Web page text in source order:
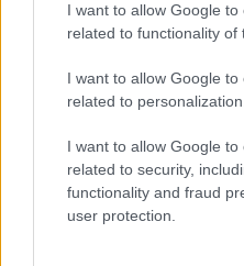
I want to allow Google to
related to functionality of
I want to allow Google to
related to personalization.
I want to allow Google to
related to security,
functionality and fraud
user protection.
A szinkront a Mafilm
A Company Hungary
szinkronizált mellett